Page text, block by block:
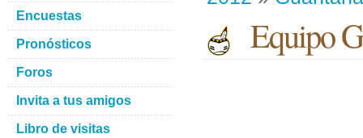
Equipo
Encuestas
Pronósticos
Foros
Invita a tus amigos
Libro de visitas